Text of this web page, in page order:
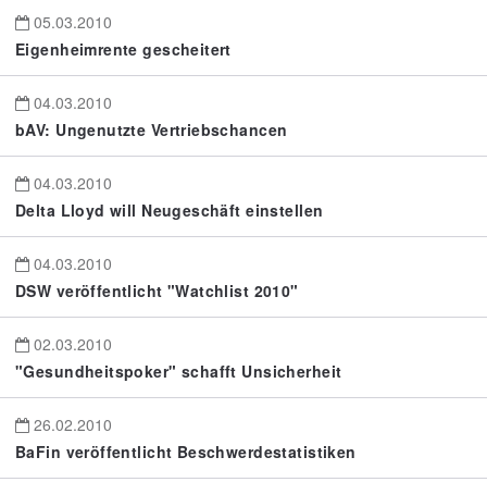
05.03.2010
Eigenheimrente gescheitert
04.03.2010
bAV: Ungenutzte Vertriebschancen
04.03.2010
Delta Lloyd will Neugeschäft einstellen
04.03.2010
DSW veröffentlicht "Watchlist 2010"
02.03.2010
"Gesundheitspoker" schafft Unsicherheit
26.02.2010
BaFin veröffentlicht Beschwerdestatistiken